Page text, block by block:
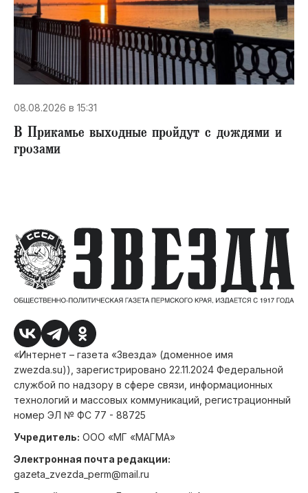
08.08.2026 в 15:31
В Прикамье выходные пройдут с дождями и
грозами
«Интернет – газета «Звезда» (доменное имя
zwezda.su)), зарегистрировано 22.11.2024 Федеральной
службой по надзору в сфере связи, информационных
технологий и массовых коммуникаций, регистрационный
номер ЭЛ № ФС 77 - 88725
Учредитель: ООО «МГ «МАГМА»
Электронная почта редакции:
gazeta_zvezda_perm@mail.ru